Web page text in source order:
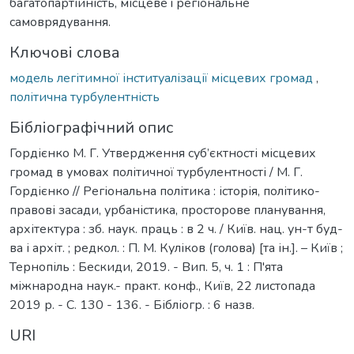
самоврядування.
Ключові слова
модель легітимної інституалізації місцевих громад ,
політична турбулентність
Бібліографічний опис
Гордієнко М. Г. Утвердження суб’єктності місцевих
громад в умовах політичної турбулентності / М. Г.
Гордієнко // Регіональна політика : історія, політико-
правові засади, урбаністика, просторове планування,
архітектура : зб. наук. праць : в 2 ч. / Київ. нац. ун-т буд-
ва і архіт. ; редкол. : П. М. Куліков (голова) [та ін.]. – Київ ;
Тернопіль : Бескиди, 2019. - Вип. 5, ч. 1 : П'ята
міжнародна наук.- практ. конф., Київ, 22 листопада
2019 р. - С. 130 - 136. - Бібліогр. : 6 назв.
URI